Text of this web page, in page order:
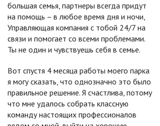
большая семья, партнеры всегда придут
на помощь – в любое время дня и ночи,
Управляющая компания с тобой 24/7 на
связи и помогает со всеми проблемами.
Ты не один и чувствуешь себя в семье.
Вот спустя 4 месяца работы моего парка
я могу сказать, что однозначно это было
правильное решение. Я счастлива, потому
что мне удалось собрать классную
команду настоящих профессионалов